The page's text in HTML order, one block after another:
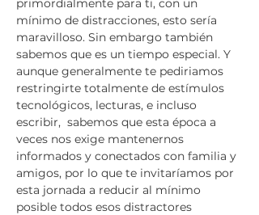
primordialmente para ti, con un
mínimo de distracciones, esto sería
maravilloso. Sin embargo también
sabemos que es un tiempo especial. Y
aunque generalmente te pediriamos
restringirte totalmente de estímulos
tecnológicos, lecturas, e incluso
escribir,  sabemos que esta época a
veces nos exige mantenernos
informados y conectados con familia y
amigos, por lo que te invitaríamos por
esta jornada a reducir al mínimo
posible todos esos distractores